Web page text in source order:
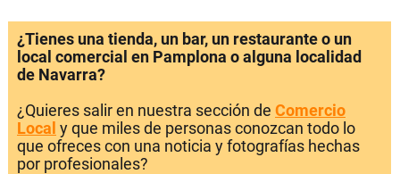
¿Tienes una tienda, un bar, un restaurante o un
local comercial en Pamplona o alguna localidad
de Navarra?
¿Quieres salir en nuestra sección de Comercio
Local y que miles de personas conozcan todo lo
que ofreces con una noticia y fotografías hechas
por profesionales?